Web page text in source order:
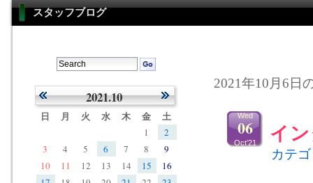
スタッフブログ
2021年10月6日
イ
Wed
06
Oct’21
カテ
2021.10
日 月 火 水 木 金 土
1
2
3
4 5 6 7 8
9
10
11 12 13 14 15
16